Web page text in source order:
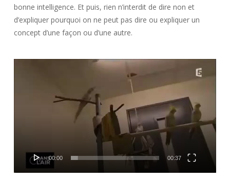
bonne intelligence. Et puis, rien n’interdit de dire non et
d’expliquer pourquoi on ne peut pas dire ou expliquer un
concept d’une façon ou d’une autre.
00:00 00:37